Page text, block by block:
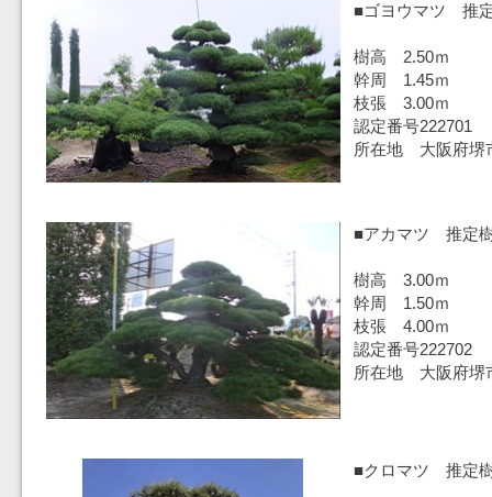
■ゴヨウマツ 推
樹高 2.50ｍ
幹周 1.45ｍ
枝張 3.00ｍ
認定番号222701
所在地 大阪府堺
■アカマツ 推定
樹高 3.00ｍ
幹周 1.50ｍ
枝張 4.00ｍ
認定番号222702
所在地 大阪府堺
■クロマツ 推定